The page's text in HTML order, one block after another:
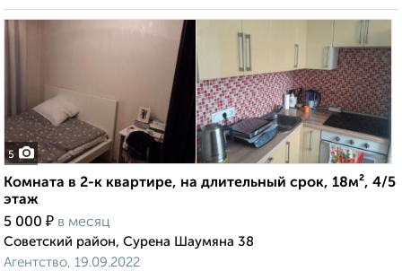
5
Комната в 2-к квартире, на длительный срок, 18м², 4/5
этаж
5 000 ₽ в месяц
Советский район, Сурена Шаумяна 38
Агентство, 19.09.2022